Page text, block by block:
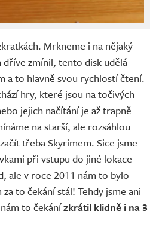
Mrkneme i na nějaký
zmínil, tento disk udělá
a to hlavně svou rychlostí čtení.
hry, které jsou na točivých
jejich načítání je až trapně
na starší, ale rozsáhlou
třeba Skyrimem. Sice jsme
při vstupu do jiné lokace
ale v roce 2011 nám to bylo
to čekání stál! Tehdy jsme ani
to čekánízkrátil klidně i na 3